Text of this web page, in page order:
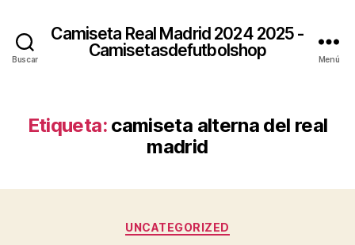
Buscar
Camiseta Real Madrid 2024 2025 -
Camisetasdefutbolshop
Menú
Etiqueta: camiseta alterna del real
madrid
Categorías
UNCATEGORIZED